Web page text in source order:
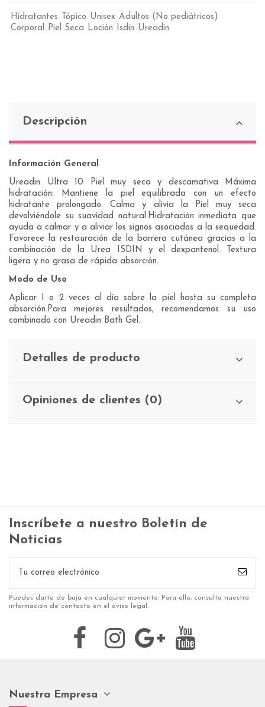
Hidratantes Tópico Unisex Adultos (No pediátricos)
Corporal
Piel Seca Loción Isdin Ureadin
Descripción
Información General
Ureadin Ultra 10 Piel muy seca y descamativa Máxima
hidratación: Mantiene la piel equilibrada con un efecto
hidratante prolongado. Calma y alivia la Piel muy seca
devolviéndole su suavidad natural.Hidratación inmediata que
ayuda a calmar y a aliviar los signos asociados a la sequedad.
Favorece la restauración de la barrera cutánea gracias a la
combinación de la Urea ISDIN y el dexpantenol. Textura
ligera y no grasa de rápida absorción.
Modo de Uso
Aplicar 1 o 2 veces al día sobre la piel hasta su completa
absorción.Para mejores resultados, recomendamos su uso
combinado con Ureadin Bath Gel.
Detalles de producto
Opiniones de clientes (0)
Inscríbete a nuestro Boletín de
Noticias
Puedes darte de baja en cualquier momento. Para ello, consulta nuestra
información de contacto en el aviso legal.
Nuestra Empresa